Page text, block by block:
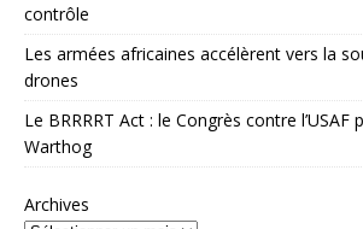
contrôle
Les armées africaines accélèrent vers la
drones
Le BRRRRT Act : le Congrès contre l’USAF
Warthog
Archives